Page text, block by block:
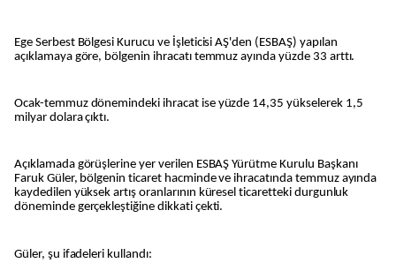
Ege Serbest Bölgesi Kurucu ve İşleticisi AŞ'den (ESBAŞ) yapılan
açıklamaya göre, bölgenin ihracatı temmuz ayında yüzde 33 arttı.
Ocak-temmuz dönemindeki ihracat ise yüzde 14,35 yükselerek 1,5
milyar dolara çıktı.
Açıklamada görüşlerine yer verilen ESBAŞ Yürütme Kurulu Başkanı
Faruk Güler, bölgenin ticaret hacminde ve ihracatında temmuz ayında
kaydedilen yüksek artış oranlarının küresel ticaretteki durgunluk
döneminde gerçekleştiğine dikkati çekti.
Güler, şu ifadeleri kullandı: